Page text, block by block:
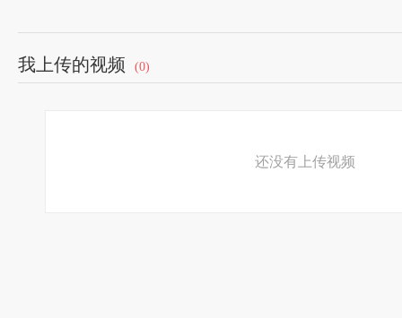
我上传的视频 (0)
还没有上传视频